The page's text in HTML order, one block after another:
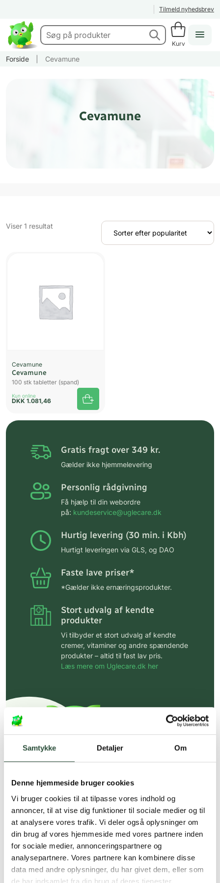
Samtykke Detaljer Om
Denne hjemmeside bruger cookies
Vi bruger cookies til at tilpasse vores indhold og
annoncer, til at vise dig funktioner til sociale medier og til
at analysere vores trafik. Vi deler også oplysninger om
din brug af vores hjemmeside med vores partnere inden
for sociale medier, annonceringspartnere og
analysepartnere. Vores partnere kan kombinere disse
data med andre oplysninger, du har givet dem, eller som
de har indsamlet fra din brug af deres tjenester.
Tilmeld nyhedsbrev
Kurv
Forside Cevamune
Cevamune
Viser 1 resultat
Cevamune
Cevamune
100 stk tabletter (spand)
Kun online
DKK 1.081,46
Gratis fragt over 349 kr.
Gælder ikke hjemmelevering
Personlig rådgivning
Få hjælp til din webordre
på: kundeservice@uglecare.dk
Hurtig levering (30 min. i Kbh)
Hurtigt leveringen via GLS, og DAO
Faste lave priser*
*Gælder ikke ernæringsprodukter.
Stort udvalg af kendte
produkter
Vi tilbyder et stort udvalg af kendte
cremer, vitaminer og andre spændende
produkter – altid til fast lav pris.
Læs mere om Uglecare.dk her